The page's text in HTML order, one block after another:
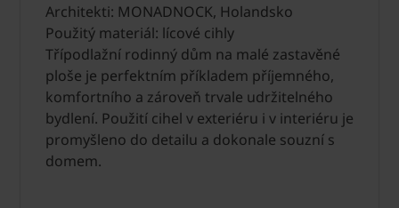
Architekti: MONADNOCK, Holandsko
Použitý materiál: lícové cihly
Třípodlažní rodinný dům na malé zastavěné
ploše je perfektním příkladem příjemného,
komfortního a zároveň trvale udržitelného
bydlení. Použití cihel v exteriéru i v interiéru je
promyšleno do detailu a dokonale souzní s
domem.